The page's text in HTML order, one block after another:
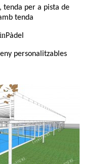
tenda per a pista de
tenda
Pàdel
personalitzables